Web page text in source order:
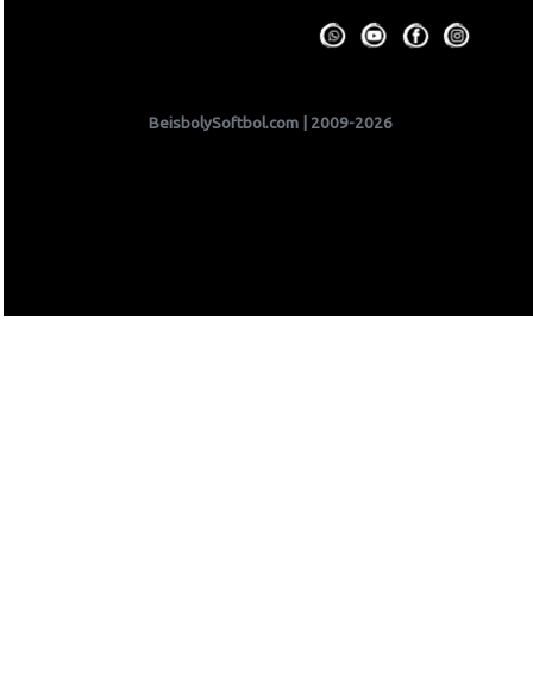
BeisbolySoftbol.com | 2009-2026